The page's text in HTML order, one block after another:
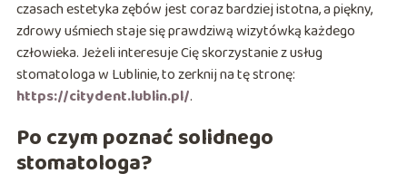
czasach estetyka zębów jest coraz bardziej istotna, a piękny,
zdrowy uśmiech staje się prawdziwą wizytówką każdego
człowieka. Jeżeli interesuje Cię skorzystanie z usług
stomatologa w Lublinie, to zerknij na tę stronę:
https://citydent.lublin.pl/.
Po czym poznać solidnego
stomatologa?